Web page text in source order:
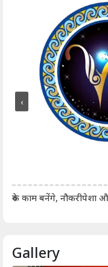
रुके काम बनेंगे, नौकरीपेशा
‹
Gallery